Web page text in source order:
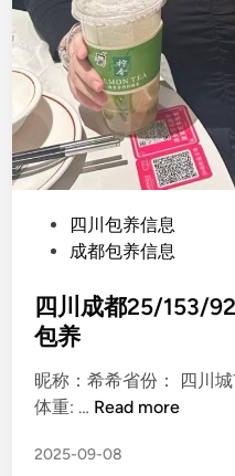
t
e
i
n
四川包养信息
成都包养信息
四川成都25/153/
包养
昵称：希希省份： 四川
体重: … 四
成
Read more
2025-09-08